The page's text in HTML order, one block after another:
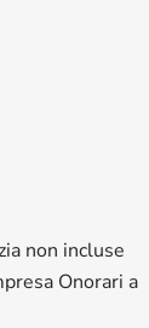
non incluse
Onorari a